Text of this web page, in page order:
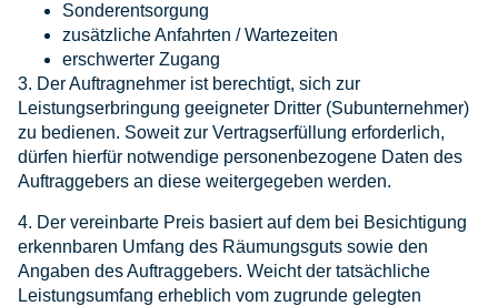
Sonderentsorgung
zusätzliche Anfahrten / Wartezeiten
erschwerter Zugang
3. Der Auftragnehmer ist berechtigt, sich zur
Leistungserbringung geeigneter Dritter (Subunternehmer)
zu bedienen. Soweit zur Vertragserfüllung erforderlich,
dürfen hierfür notwendige personenbezogene Daten des
Auftraggebers an diese weitergegeben werden.
4. Der vereinbarte Preis basiert auf dem bei Besichtigung
erkennbaren Umfang des Räumungsguts sowie den
Angaben des Auftraggebers. Weicht der tatsächliche
Leistungsumfang erheblich vom zugrunde gelegten